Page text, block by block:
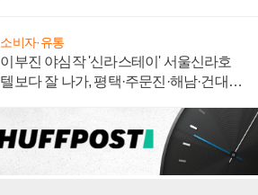
소비자·유통
이부진 야심작 '신라스테이' 서울신라호
텔보다 잘 나가, 평택·주문진·해남·건대로